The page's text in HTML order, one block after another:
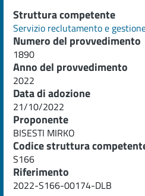
Struttura competente
Servizio reclutamento e
Numero del provvedimento
1890
Anno del provvedimento
2022
Data di adozione
21/10/2022
Proponente
BISESTI MIRKO
Codice struttura
S166
Riferimento
2022-S166-00174-DLB